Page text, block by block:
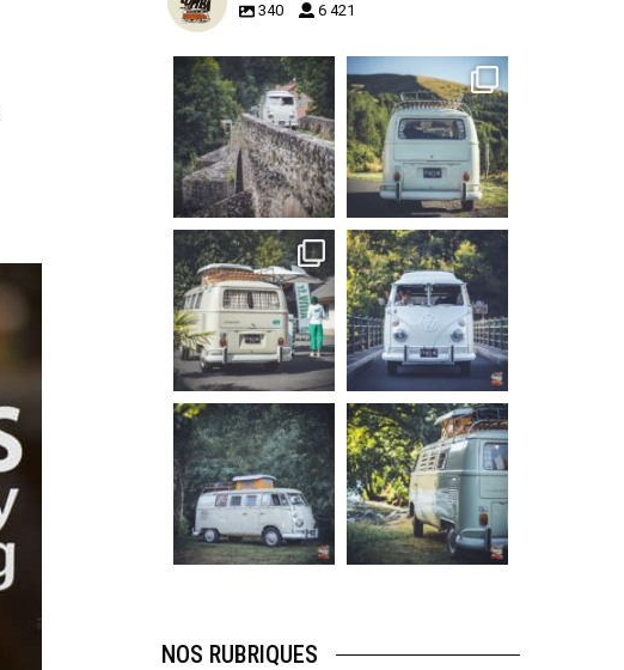
340 6 421
becombi
Sep 15
219
3
becombi
Sep 12
216
3
becombi
Sep 10
220
4
becombi
Août 10
177
becombi
Août 10
120
0
becombi
Août 10
108
0
NOS RUBRIQUES